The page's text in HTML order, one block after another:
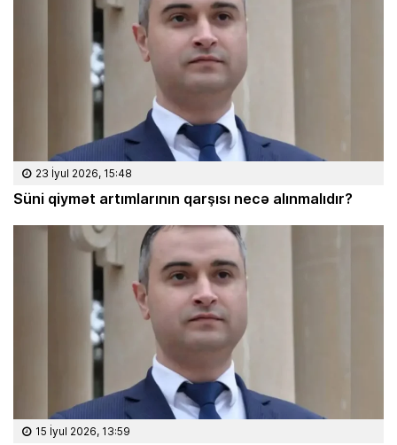
23 İyul 2026, 15:48
Süni qiymət artımlarının qarşısı necə alınmalıdır?
15 İyul 2026, 13:59